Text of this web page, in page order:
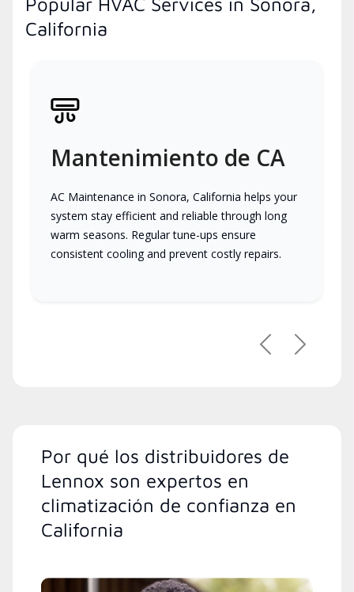
California
Mantenimiento de CA
AC Maintenance in Sonora, California helps your
system stay efficient and reliable through long
warm seasons. Regular tune-ups ensure
consistent cooling and prevent costly repairs.
PreviousNext
Por qué los distribuidores de
Lennox son expertos en
climatización de confianza en
California